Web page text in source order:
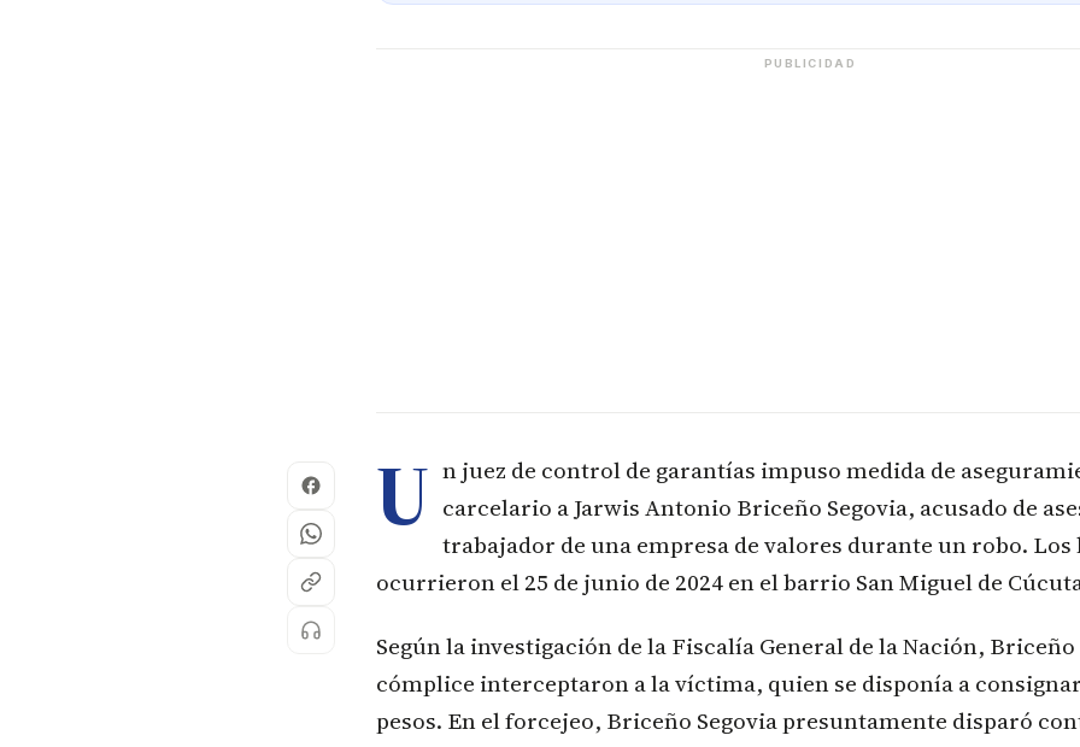
PUBLICIDAD
U n juez de control de garantías impuso medida de
carcelario a Jarwis Antonio Briceño Segovia, acusado de
trabajador de una empresa de valores durante un robo. Los
ocurrieron el 25 de junio de 2024 en el barrio San Miguel de
Según la investigación de la Fiscalía General de la Nación, Briceño
cómplice interceptaron a la víctima, quien se disponía a consignar
pesos. En el forcejeo, Briceño Segovia presuntamente disparó